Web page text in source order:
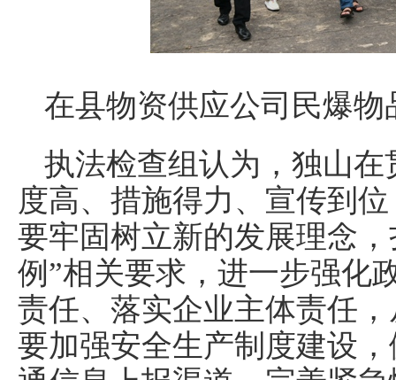
在县物资供应公司民爆物
执法检查组认为，独山
度高、措施得力、宣传到
要牢固树立新的发展理念
例”相关要求，进一步强化
责任、落实企业主体责任
要加强安全生产制度建设